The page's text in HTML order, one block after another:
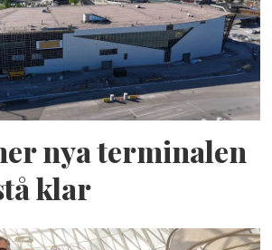
nya terminalen
klar